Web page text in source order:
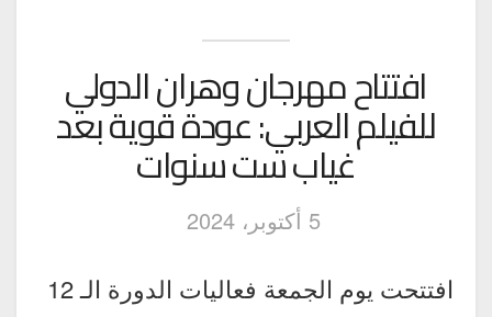
افتتاح مهرجان وهران الدولي
للفيلم العربي: عودة قوية بعد
غياب ست سنوات
5 أكتوبر، 2024
افتتحت يوم الجمعة فعاليات الدورة الـ 12